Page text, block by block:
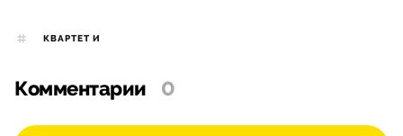
КВАРТЕТ И
Комментарии 0